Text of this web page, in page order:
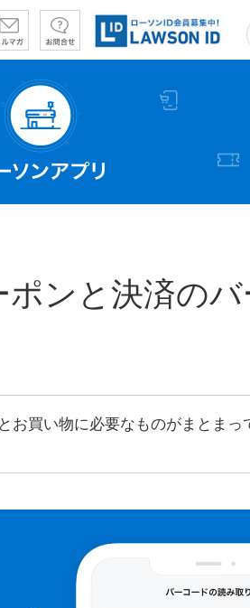
ンと決済のバ
お買い物に必要なものがまとまっ